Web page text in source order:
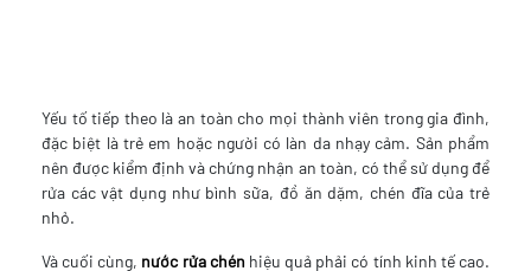
Yếu tố tiếp theo là an toàn cho mọi thành viên trong gia đình,
đặc biệt là trẻ em hoặc người có làn da nhạy cảm. Sản phẩm
nên được kiểm định và chứng nhận an toàn, có thể sử dụng để
rửa các vật dụng như bình sữa, đồ ăn dặm, chén đĩa của trẻ
nhỏ.
Và cuối cùng, nước rửa chén hiệu quả phải có tính kinh tế cao.